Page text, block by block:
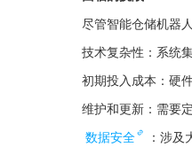
尽管智能仓储机器
技术复杂性：系统
初期投入成本：硬
维护和更新：需要
数据安全
：涉